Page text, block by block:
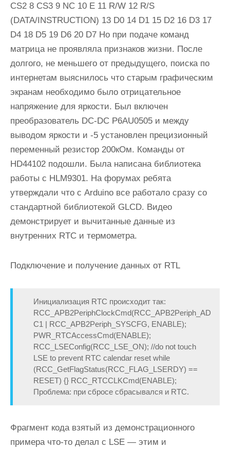
CS2 8 CS3 9 NC 10 E 11 R/W 12 R/S
(DATA/INSTRUCTION) 13 D0 14 D1 15 D2 16 D3 17
D4 18 D5 19 D6 20 D7 Но при подаче команд
матрица не проявляла признаков жизни. После
долгого, не меньшего от предыдущего, поиска по
интернетам выяснилось что старым графическим
экранам необходимо было отрицательное
напряжение для яркости. Был включен
преобразователь DC-DC P6AU0505 и между
выводом яркости и -5 установлен прецизионный
переменный резистор 200кОм. Команды от
HD44102 подошли. Была написана библиотека
работы с HLM9301. На форумах ребята
утверждали что с Arduino все работало сразу со
стандартной библиотекой GLCD. Видео
демонстрирует и вычитанные данные из
внутренних RTC и термометра.
Подключение и получение данных от RTL
Инициализация RTC происходит так:
RCC_APB2PeriphClockCmd(RCC_APB2Periph_AD
C1 | RCC_APB2Periph_SYSCFG, ENABLE);
PWR_RTCAccessCmd(ENABLE);
RCC_LSEConfig(RCC_LSE_ON); //do not touch
LSE to prevent RTC calendar reset while
(RCC_GetFlagStatus(RCC_FLAG_LSERDY) ==
RESET) {} RCC_RTCCLKCmd(ENABLE);
Проблема: при сбросе сбрасывался и RTC.
Фрагмент кода взятый из демонстрационного
примера что-то делал с LSE — этим и